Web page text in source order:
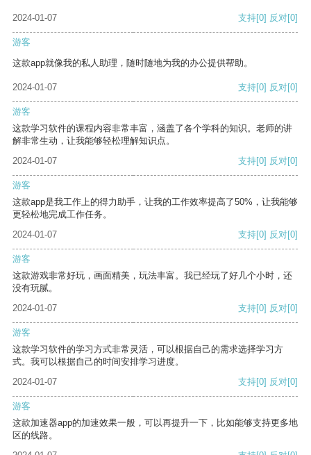
2024-01-07 支持[0] 反对[0]
游客
这款app就像我的私人助理，随时随地为我的办公提供帮助。
2024-01-07 支持[0] 反对[0]
游客
这款学习软件的课程内容非常丰富，涵盖了各个学科的知识。老师的讲
解非常生动，让我能够轻松理解知识点。
2024-01-07
支持[0] 反对[0]
游客
这款app是我工作上的得力助手，让我的工作效率提高了50%，让我能够
更轻松地完成工作任务。
2024-01-07
支持[0] 反对[0]
游客
这款游戏非常好玩，画面精美，玩法丰富。我已经玩了好几个小时，还
没有玩腻。
2024-01-07
支持[0] 反对[0]
游客
这款学习软件的学习方式非常灵活，可以根据自己的需求选择学习方
式。我可以根据自己的时间安排学习进度。
2024-01-07
支持[0] 反对[0]
游客
这款加速器app的加速效果一般，可以再提升一下，比如能够支持更多地
区的线路。